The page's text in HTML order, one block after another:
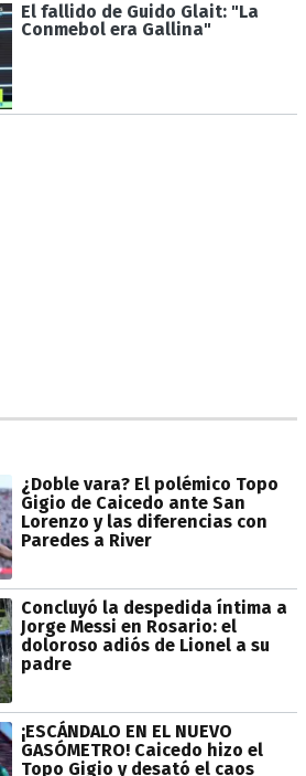
El fallido de Guido Glait: "La
Conmebol era Gallina"
¿Doble vara? El polémico Topo
Gigio de Caicedo ante San
Lorenzo y las diferencias con
Paredes a River
Concluyó la despedida íntima a
Jorge Messi en Rosario: el
doloroso adiós de Lionel a su
padre
¡ESCÁNDALO EN EL NUEVO
GASÓMETRO! Caicedo hizo el
Topo Gigio y desató el caos